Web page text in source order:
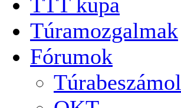
Túramozgalmak
Fórumok